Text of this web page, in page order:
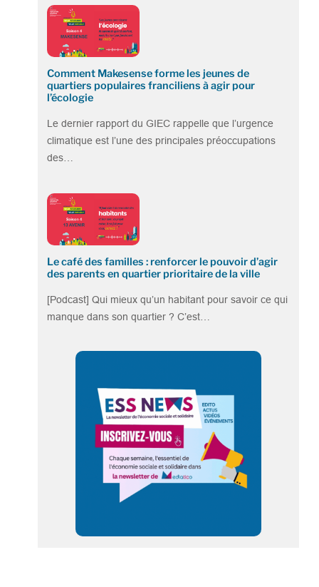
Comment Makesense forme les jeunes de
quartiers populaires franciliens à agir pour
l’écologie
Le dernier rapport du GIEC rappelle que l’urgence
climatique est l’une des principales préoccupations
des…
Le café des familles : renforcer le pouvoir d’agir
des parents en quartier prioritaire de la ville
[Podcast] Qui mieux qu’un habitant pour savoir ce qui
manque dans son quartier ? C’est…